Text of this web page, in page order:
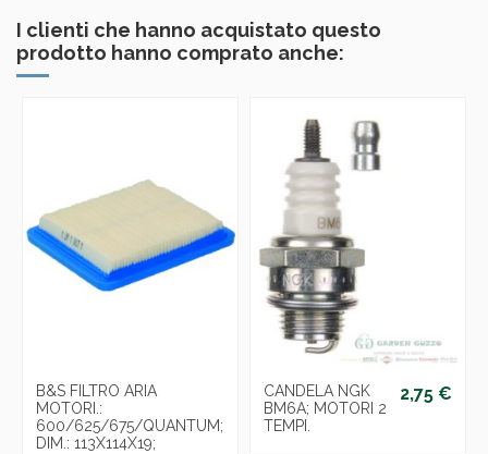
I clienti che hanno acquistato questo
prodotto hanno comprato anche:
B&S FILTRO ARIA
MOTORI.:
600/625/675/QUANTUM;
DIM.: 113X114X19;
CANDELA NGK
BM6A; MOTORI 2
TEMPI.
2,75 €